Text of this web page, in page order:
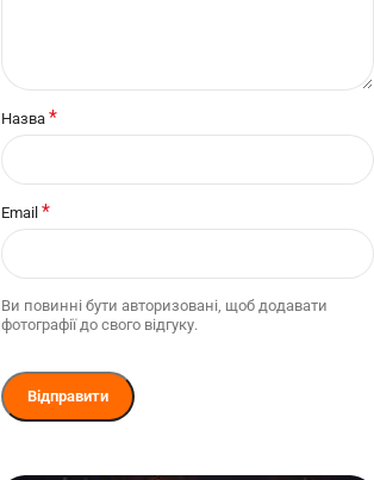
Назва *
Email *
Ви повинні бути авторизовані, щоб додавати
фотографії до свого відгуку.